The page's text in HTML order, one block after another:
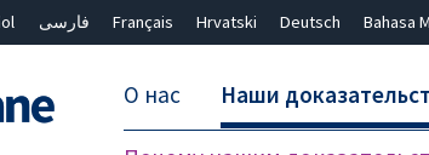
فارسی Français Hrvatski Deutsch Bahasa
О нас Наши